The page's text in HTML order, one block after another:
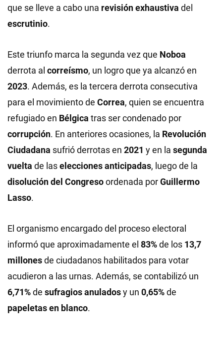
que se lleve a cabo una revisión exhaustiva del
escrutinio.
Este triunfo marca la segunda vez que Noboa
derrota al correísmo, un logro que ya alcanzó en
2023. Además, es la tercera derrota consecutiva
para el movimiento de Correa, quien se encuentra
refugiado en Bélgica tras ser condenado por
corrupción. En anteriores ocasiones, la Revolución
Ciudadana sufrió derrotas en 2021 y en la segunda
vuelta de laselecciones anticipadas, luego de la
disolución del Congresoordenada porGuillermo
Lasso.
El organismo encargado del proceso electoral
informó que aproximadamente el 83%de los 13,7
millonesde ciudadanos habilitados para votar
acudieron a las urnas. Además, se contabilizó un
6,71%de sufragios anuladosy un 0,65%de
papeletas en blanco.